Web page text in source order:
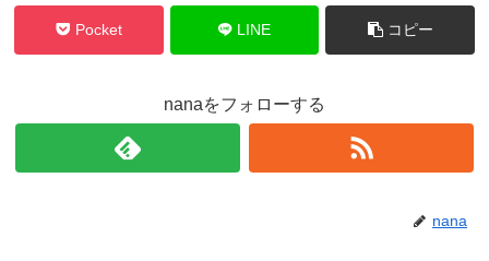
Pocket LINE コピー
nanaをフォローする
nana